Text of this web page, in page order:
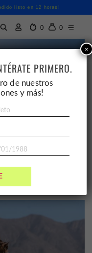
listo en 12 horas!
0 0
PRIMERO.
de nuestros
y más!
×